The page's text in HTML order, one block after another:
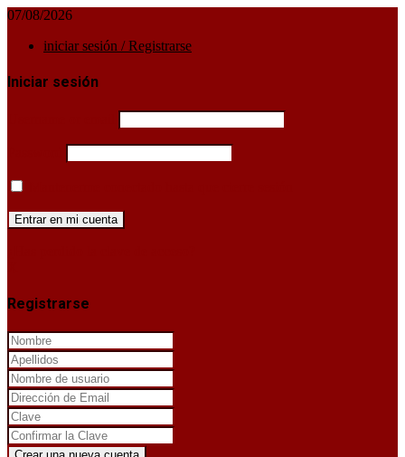
07/08/2026
iniciar sesión / Registrarse
Iniciar sesión
Registrarse